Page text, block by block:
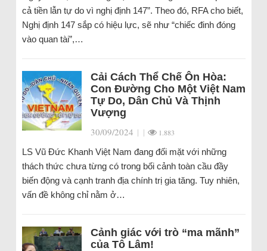
cả tiền lẫn tự do vì nghị định 147”. Theo đó, RFA cho biết,
Nghị định 147 sắp có hiệu lực, sẽ như “chiếc đinh đóng
vào quan tài”,…
Cải Cách Thể Chế Ôn Hòa:
Con Đường Cho Một Việt Nam
Tự Do, Dân Chủ Và Thịnh
Vượng
30/09/2024 | | 1.883
LS Vũ Đức Khanh Việt Nam đang đối mặt với những
thách thức chưa từng có trong bối cảnh toàn cầu đầy
biến động và cạnh tranh địa chính trị gia tăng. Tuy nhiên,
vấn đề không chỉ nằm ở…
Cảnh giác với trò “ma mãnh”
của Tô Lâm!